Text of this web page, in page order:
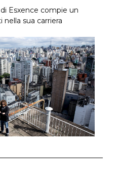
è stato allievo di Maurice
formativi in ​​Brasile. Ha
Isaac!
Esxence compie un
sua carriera